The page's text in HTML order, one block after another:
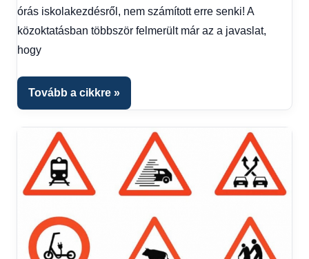
Friss
Gazdaság
Hitel
fórum
órás iskolakezdésről, nem számított erre senki! A
közoktatásban többször felmerült már az a javaslat,
hogy
Tovább a cikkre